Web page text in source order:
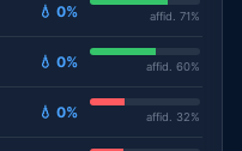
💧 0% affid. 71%
💧 0% affid. 60%
💧 0% affid. 32%